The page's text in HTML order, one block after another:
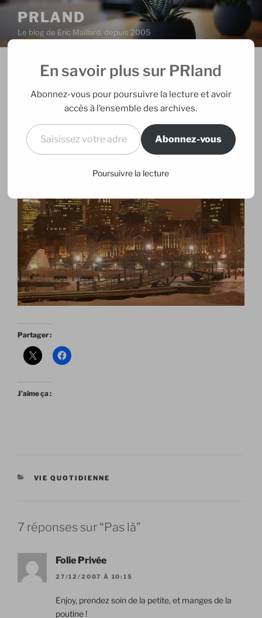
Aller
contenu
principal
PRLAND
Le blog de Eric Maillard, depuis 2005
PUBLIÉ
27/12/2007PARERIC
Pas là
on me cherche, je serai par là…
Partager :
J’aime ça :
CATÉGORIES
VIE QUOTIDIENNE
7 réponses sur “Pas là”
Folie Privée
27/12/2007 À 10:15
Enjoy, prendez soin de la petite, et manges de la
poutine !
En savoir plus sur PRland
Abonnez-vous pour poursuivre la lecture et avoir
accès à l’ensemble des archives.
Saisissez votre adresse e-mail…
Abonnez-vous
Poursuivre la lecture